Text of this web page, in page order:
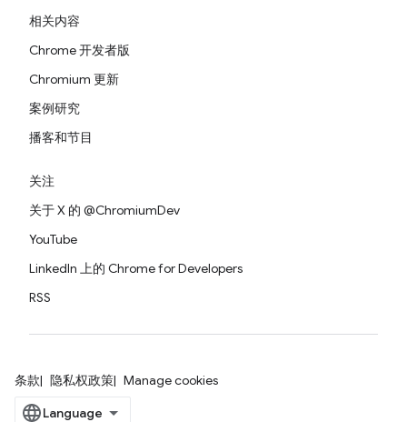
相关内容
Chrome 开发者版
Chromium 更新
案例研究
播客和节目
关注
关于 X 的 @ChromiumDev
YouTube
LinkedIn 上的 Chrome for Developers
RSS
条款 隐私权政策 Manage cookies